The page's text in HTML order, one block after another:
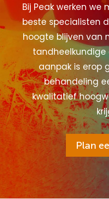
Bij Peak werken
beste specialisten
hoogte blijven van
tandheelkundige
aanpak is erop
behandeling
kwalitatief
Plan